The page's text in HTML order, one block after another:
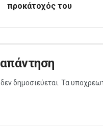
προκάτοχός του
δημοσιεύεται. Τα